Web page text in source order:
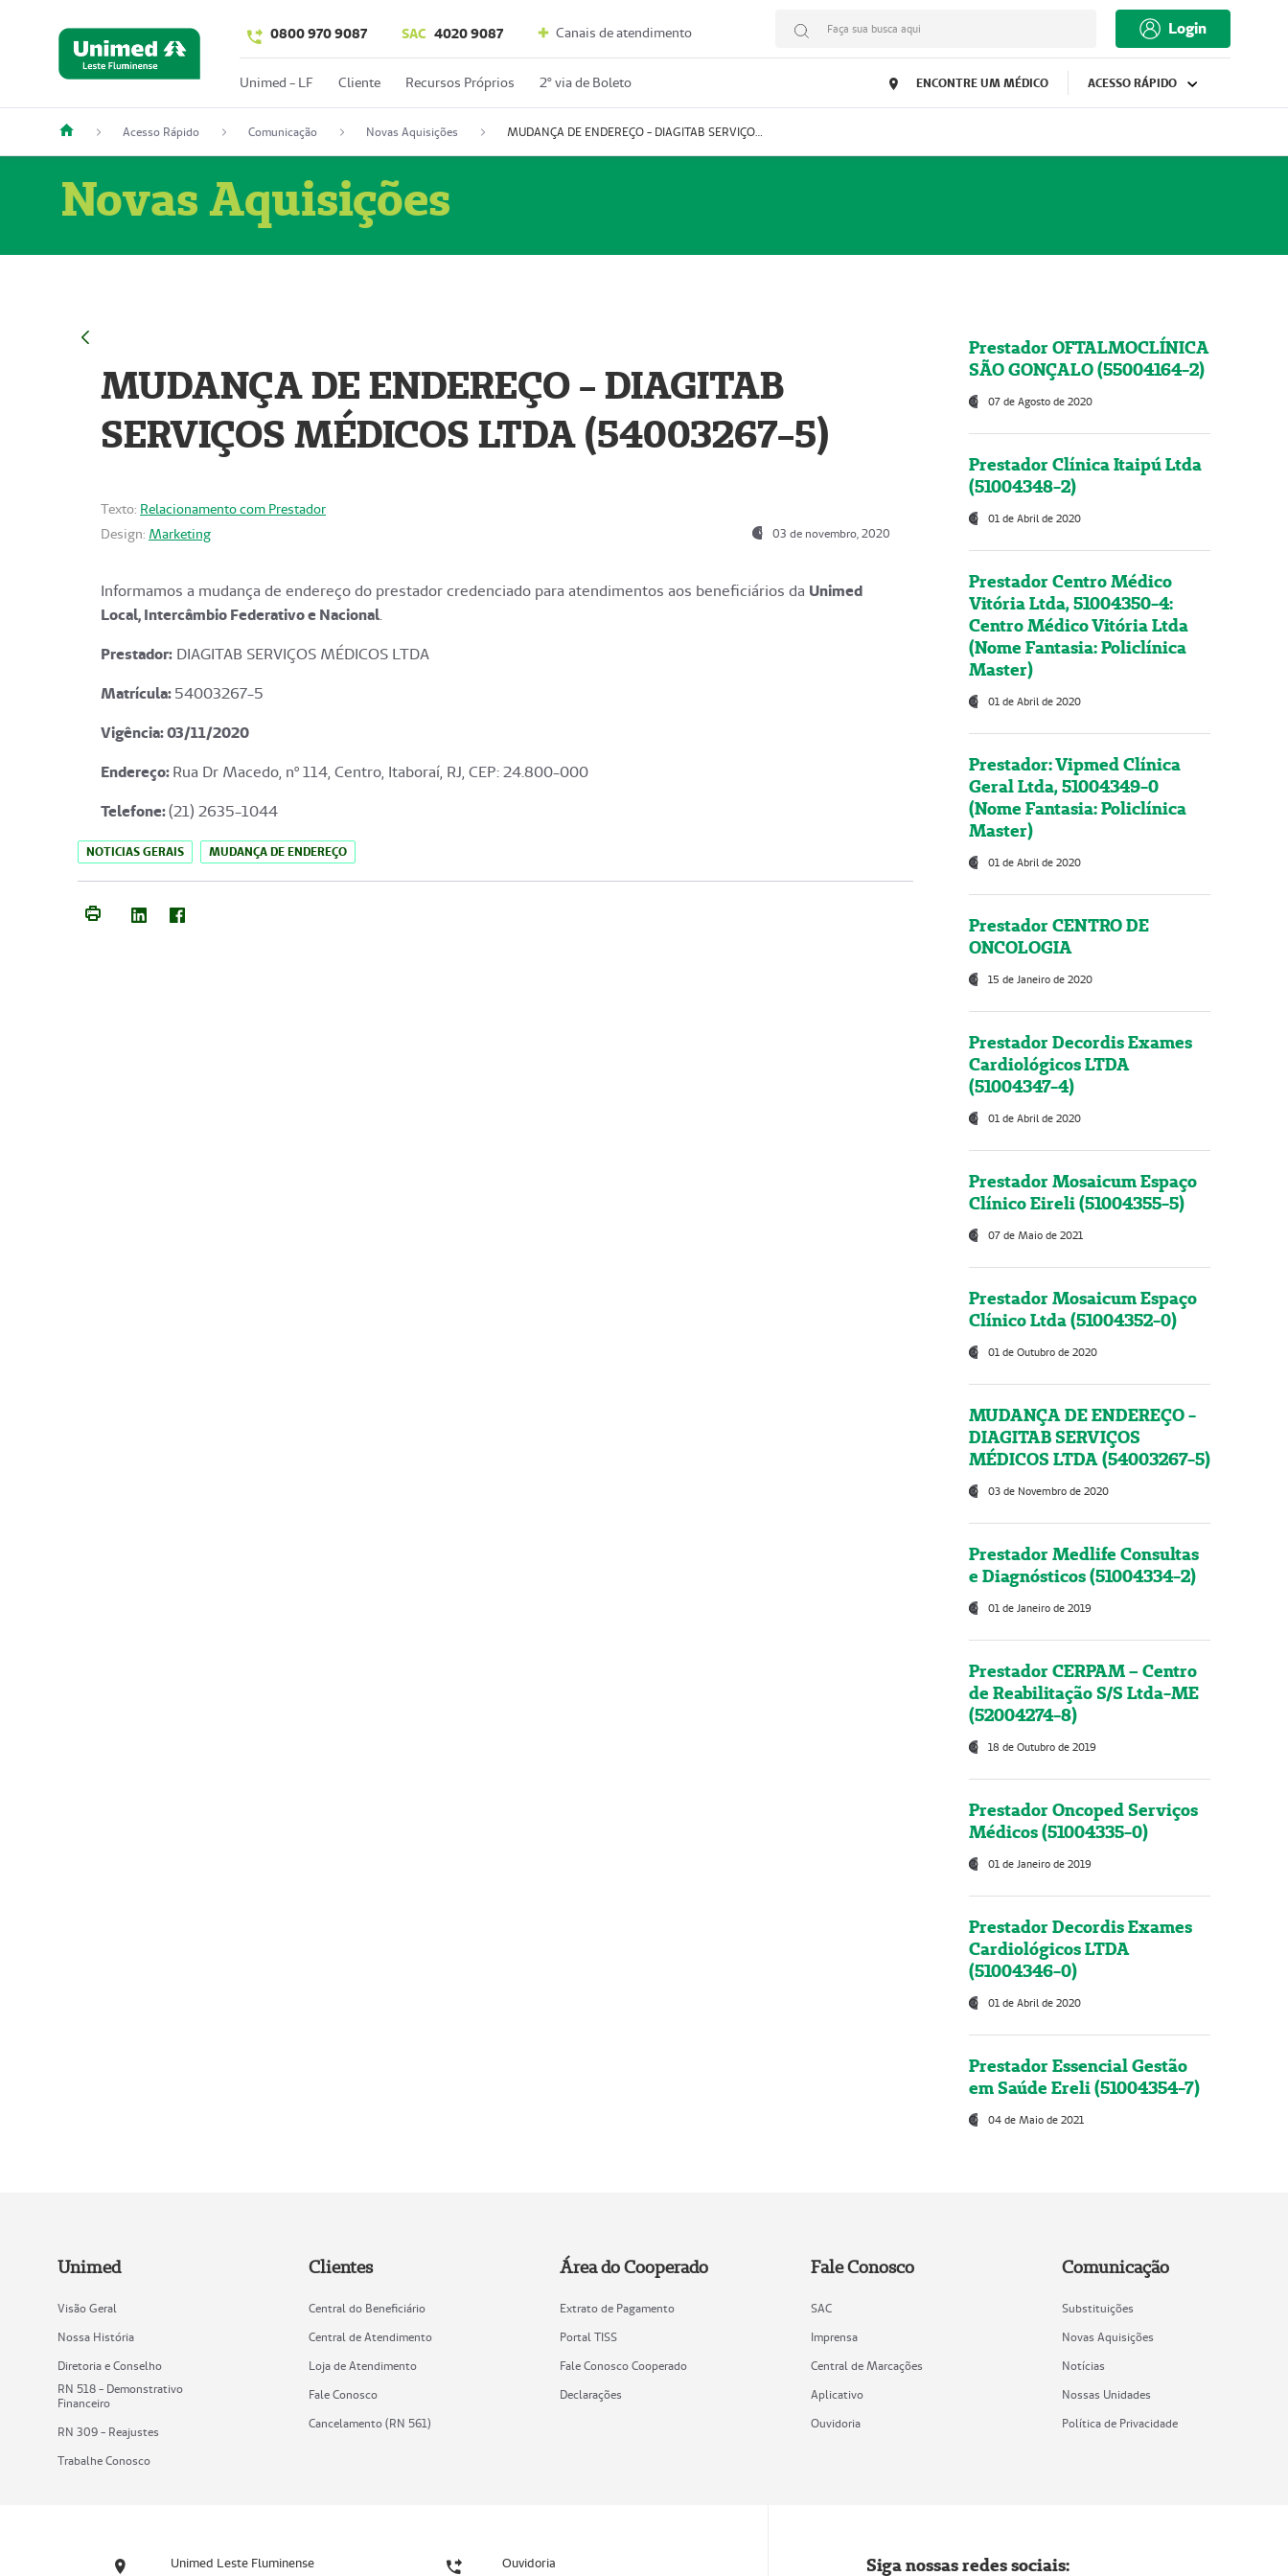
0800 970 9087 SAC 4020 9087 Canais de atendimento Faça sua busca aqui Login
Unimed - LF Cliente Recursos Próprios 2º via de Boleto ENCONTRE UM MÉDICO ACESSO RÁPIDO
Acesso Rápido Comunicação Novas Aquisições MUDANÇA DE ENDEREÇO - DIAGITAB SERVIÇOS MÉDICOS LTDA (54003267-5)
Novas Aquisições
MUDANÇA DE ENDEREÇO - DIAGITAB
SERVIÇOS MÉDICOS LTDA (54003267-5)
Texto: Relacionamento com Prestador
Design: Marketing 03 de novembro, 2020
Informamos a mudança de endereço do prestador credenciado para atendimentos aos beneficiários da Unimed
Local, Intercâmbio Federativo e Nacional.
Prestador: DIAGITAB SERVIÇOS MÉDICOS LTDA
Matrícula:54003267-5
Vigência: 03/11/2020
Endereço:Rua Dr Macedo, nº 114, Centro, Itaboraí, RJ, CEP: 24.800-000
Telefone:(21) 2635-1044
NOTICIAS GERAIS MUDANÇA DE ENDEREÇO
Prestador OFTALMOCLÍNICA
SÃO GONÇALO (55004164-2)
07 de Agosto de 2020
Prestador Clínica Itaipú Ltda
(51004348-2)
01 de Abril de 2020
Prestador Centro Médico
Vitória Ltda, 51004350-4:
Centro Médico Vitória Ltda
(Nome Fantasia: Policlínica
Master)
01 de Abril de 2020
Prestador: Vipmed Clínica
Geral Ltda, 51004349-0
(Nome Fantasia: Policlínica
Master)
01 de Abril de 2020
Prestador CENTRO DE
ONCOLOGIA
15 de Janeiro de 2020
Prestador Decordis Exames
Cardiológicos LTDA
(51004347-4)
01 de Abril de 2020
Prestador Mosaicum Espaço
Clínico Eireli (51004355-5)
07 de Maio de 2021
Prestador Mosaicum Espaço
Clínico Ltda (51004352-0)
01 de Outubro de 2020
MUDANÇA DE ENDEREÇO -
DIAGITAB SERVIÇOS
MÉDICOS LTDA (54003267-5)
03 de Novembro de 2020
Prestador Medlife Consultas
e Diagnósticos (51004334-2)
01 de Janeiro de 2019
Prestador CERPAM – Centro
de Reabilitação S/S Ltda-ME
(52004274-8)
18 de Outubro de 2019
Prestador Oncoped Serviços
Médicos (51004335-0)
01 de Janeiro de 2019
Prestador Decordis Exames
Cardiológicos LTDA
(51004346-0)
01 de Abril de 2020
Prestador Essencial Gestão
em Saúde Ereli (51004354-7)
04 de Maio de 2021
Unimed
Visão Geral
Nossa História
Diretoria e Conselho
RN 518 - Demonstrativo
Financeiro
RN 309 - Reajustes
Trabalhe Conosco
Clientes
Central do Beneficiário
Central de Atendimento
Loja de Atendimento
Fale Conosco
Cancelamento (RN 561)
Área do Cooperado
Extrato de Pagamento
Portal TISS
Fale Conosco Cooperado
Declarações
Fale Conosco
SAC
Imprensa
Central de Marcações
Aplicativo
Ouvidoria
Comunicação
Substituições
Novas Aquisições
Notícias
Nossas Unidades
Política de Privacidade
Unimed Leste Fluminense Ouvidoria Siga nossas redes sociais: